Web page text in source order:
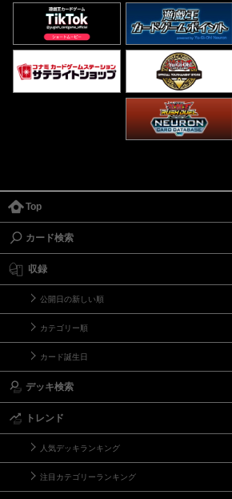
Top
カード検索
収録
公開日の新しい順
カテゴリー順
カード誕生日
デッキ検索
トレンド
人気デッキランキング
注目カテゴリーランキング